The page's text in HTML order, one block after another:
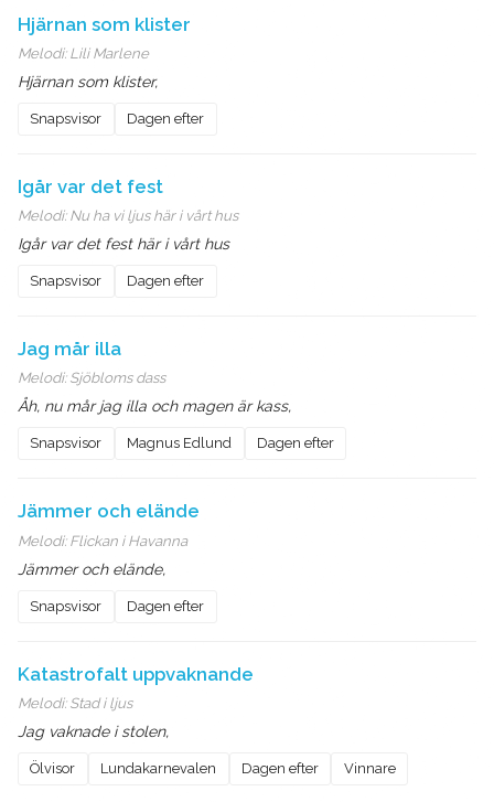
Hjärnan som klister
Melodi: Lili Marlene
Hjärnan som klister,
Snapsvisor Dagen efter
Igår var det fest
Melodi: Nu ha vi ljus här i vårt hus
Igår var det fest här i vårt hus
Snapsvisor Dagen efter
Jag mår illa
Melodi: Sjöbloms dass
Åh, nu mår jag illa och magen är kass,
Snapsvisor Magnus Edlund Dagen efter
Jämmer och elände
Melodi: Flickan i Havanna
Jämmer och elände,
Snapsvisor Dagen efter
Katastrofalt uppvaknande
Melodi: Stad i ljus
Jag vaknade i stolen,
Ölvisor Lundakarnevalen Dagen efter Vinnare